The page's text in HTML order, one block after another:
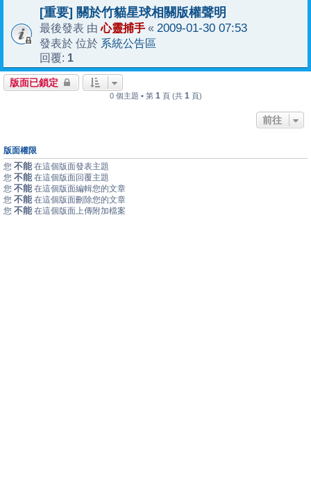
[重要] 關於竹貓星球相關版權聲明
最後發表 由心靈捕手 « 2009-01-30 07:53
發表於 位於 系統公告區
回覆: 1
版面已鎖定
0 個主題 • 第 1 頁 (共 1 頁)
前往
版面權限
您 不能 在這個版面發表主題
您 不能 在這個版面回覆主題
您 不能 在這個版面編輯您的文章
您 不能 在這個版面刪除您的文章
您 不能 在這個版面上傳附加檔案